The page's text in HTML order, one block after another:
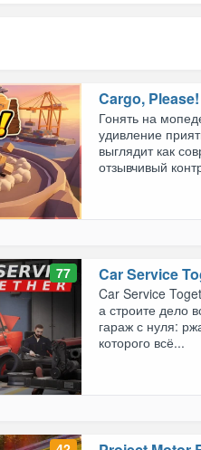
Cargo, Please!
Гонять на
удивление
выглядит как
отзывчивый
77 Car Service
Car Service
а строите дело
гараж с нуля:
которого всё...